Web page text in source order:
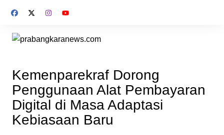
Kemenparekraf Dorong
Penggunaan Alat Pembayaran
Digital di Masa Adaptasi
Kebiasaan Baru